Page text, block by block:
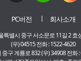
PC버전 회사소개
특별시 중구 서소문로 11길 2 효
(우) 04515 전화 : 1522-4620
구 계룡로 832 (우) 34908 전화